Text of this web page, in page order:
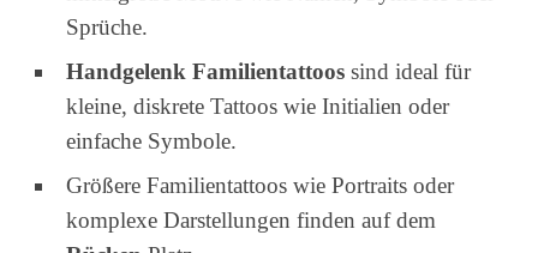
Sprüche.
Handgelenk Familientattoos sind ideal für
kleine, diskrete Tattoos wie Initialien oder
einfache Symbole.
Größere Familientattoos wie Portraits oder
komplexe Darstellungen finden auf dem